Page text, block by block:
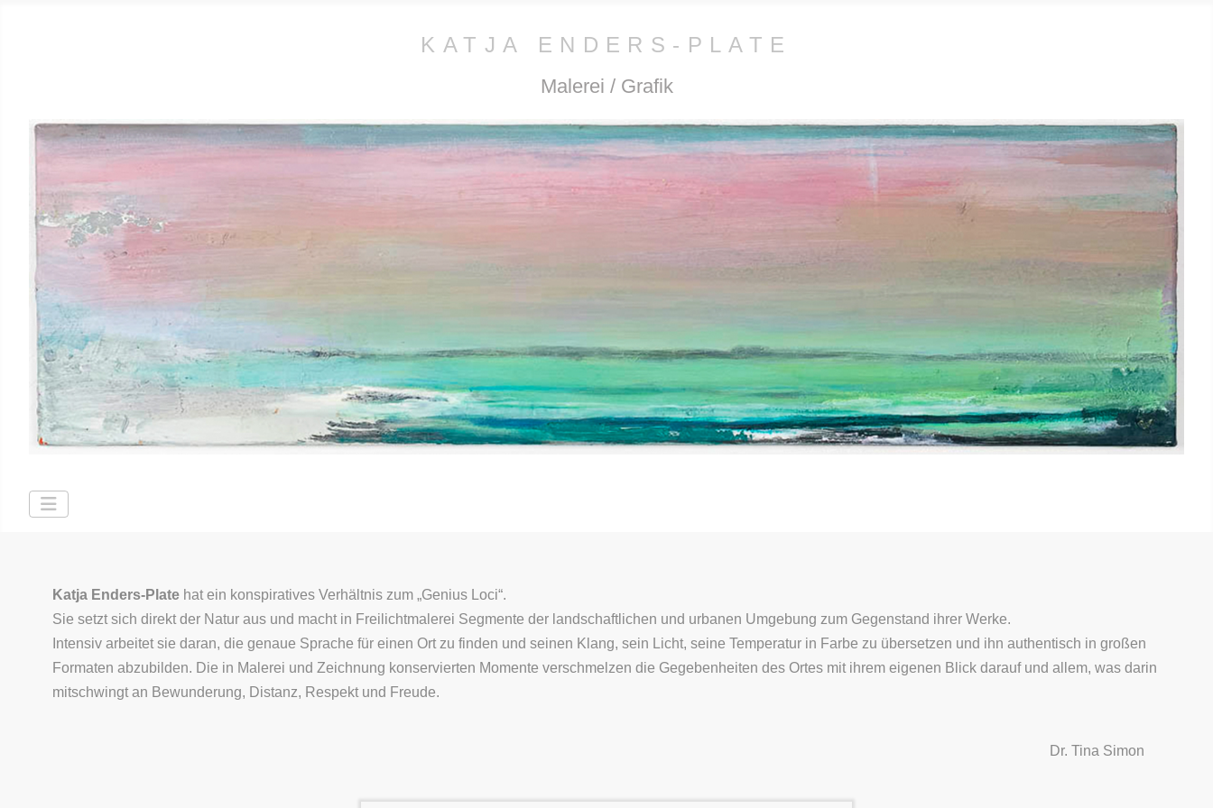
KATJA ENDERS-PLATE
Malerei / Grafik
Katja Enders-Platehat ein konspiratives Verhältnis zum „Genius Loci“.
Sie setzt sich direkt der Natur aus und macht in Freilichtmalerei Segmente der landschaftlichen und urbanen Umgebung zum Gegenstand ihrer Werke.
Intensiv arbeitet sie daran, die genaue Sprache für einen Ort zu finden und seinen Klang, sein Licht, seine Temperatur in Farbe zu übersetzen und ihn authentisch in großen
Formaten abzubilden. Die in Malerei und Zeichnung konservierten Momente verschmelzen die Gegebenheiten des Ortes mit ihrem eigenen Blick darauf und allem, was darin
mitschwingt an Bewunderung, Distanz, Respekt und Freude.
Dr. Tina Simon